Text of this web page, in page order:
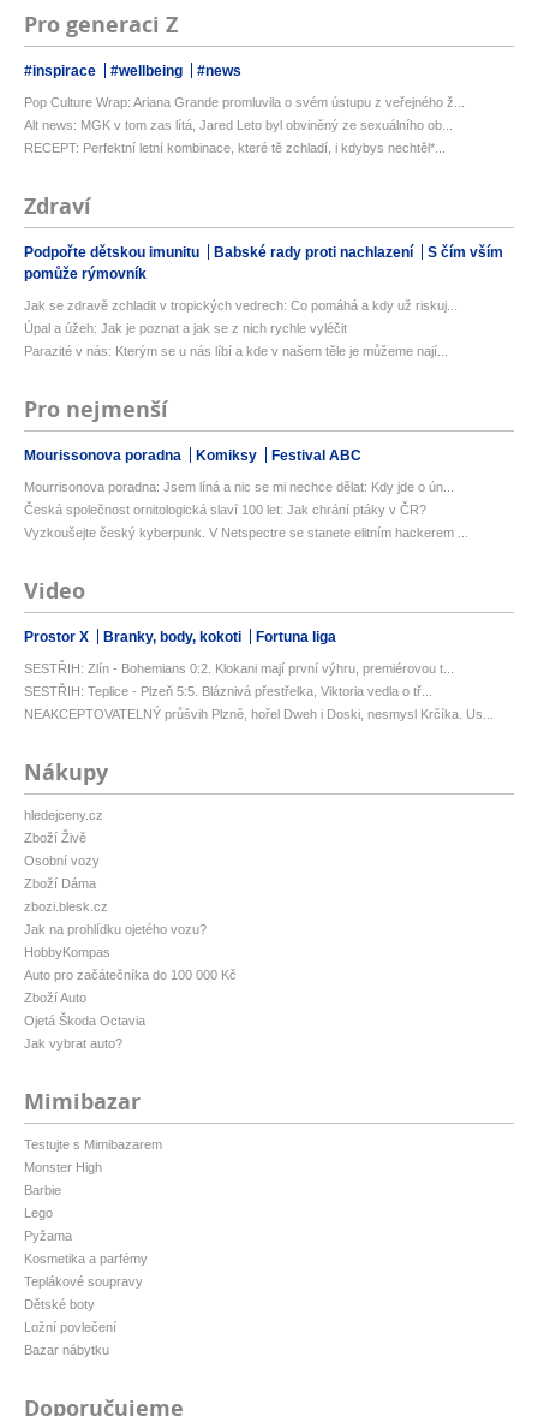
Pro generaci Z
#inspirace #wellbeing #news
Pop Culture Wrap: Ariana Grande promluvila o svém ústupu z veřejného ž...
Alt news: MGK v tom zas lítá, Jared Leto byl obviněný ze sexuálního ob...
RECEPT: Perfektní letní kombinace, které tě zchladí, i kdybys nechtěl*...
Zdraví
Podpořte dětskou imunitu Babské rady proti nachlazení
S čím vším
pomůže rýmovník
Jak se zdravě zchladit v tropických vedrech: Co pomáhá a kdy už riskuj...
Úpal a úžeh: Jak je poznat a jak se z nich rychle vyléčit
Parazité v nás: Kterým se u nás líbí a kde v našem těle je můžeme nají...
Pro nejmenší
Mourissonova poradna Komiksy Festival ABC
Mourrisonova poradna: Jsem líná a nic se mi nechce dělat: Kdy jde o ún...
Česká společnost ornitologická slaví 100 let: Jak chrání ptáky v ČR?
Vyzkoušejte český kyberpunk. V Netspectre se stanete elitním hackerem ...
Video
Prostor X Branky, body, kokoti Fortuna liga
SESTŘIH: Zlín - Bohemians 0:2. Klokani mají první výhru, premiérovou t...
SESTŘIH: Teplice - Plzeň 5:5. Bláznivá přestřelka, Viktoria vedla o tř...
NEAKCEPTOVATELNÝ průšvih Plzně, hořel Dweh i Doski, nesmysl Krčíka. Us...
Nákupy
hledejceny.cz
Zboží Živě
Osobní vozy
Zboží Dáma
zbozi.blesk.cz
Jak na prohlídku ojetého vozu?
HobbyKompas
Auto pro začátečníka do 100 000 Kč
Zboží Auto
Ojetá Škoda Octavia
Jak vybrat auto?
Mimibazar
Testujte s Mimibazarem
Monster High
Barbie
Lego
Pyžama
Kosmetika a parfémy
Teplákové soupravy
Dětské boty
Ložní povlečení
Bazar nábytku
Doporučujeme